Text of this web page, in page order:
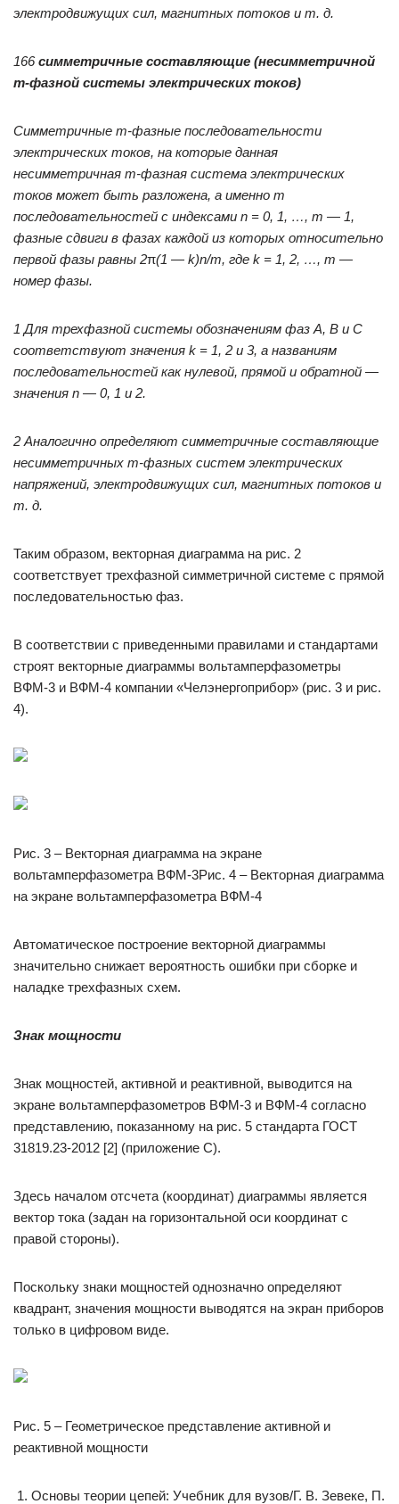
электродвижущих сил, магнитных потоков и т. д.
166симметричные составляющие (несимметричной
m-фазной системы электрических токов)
Симметричные m-фазные последовательности
электрических токов, на которые данная
несимметричная m-фазная система электрических
токов может быть разложена, а именно m
последовательностей с индексами n = 0, 1, …, m — 1,
фазные сдвиги в фазах каждой из которых относительно
первой фазы равны 2π(1 — k)n/m, где k = 1, 2, …, m —
номер фазы.
1 Для трехфазной системы обозначениям фаз А, В и С
соответствуют значения k = 1, 2 и 3, а названиям
последовательностей как нулевой, прямой и обратной —
значения n — 0, 1 и 2.
2 Аналогично определяют симметричные составляющие
несимметричных m-фазных систем электрических
напряжений, электродвижущих сил, магнитных потоков и
т. д.
Таким образом, векторная диаграмма на рис. 2
соответствует трехфазной симметричной системе с прямой
последовательностью фаз.
В соответствии с приведенными правилами и стандартами
строят векторные диаграммы вольтамперфазометры
ВФМ-3 и ВФМ-4 компании «Челэнергоприбор» (рис. 3 и рис.
4).
Рис. 3 – Векторная диаграмма на экране
вольтамперфазометра ВФМ-3Рис. 4 – Векторная диаграмма
на экране вольтамперфазометра ВФМ-4
Автоматическое построение векторной диаграммы
значительно снижает вероятность ошибки при сборке и
наладке трехфазных схем.
Знак мощности
Знак мощностей, активной и реактивной, выводится на
экране вольтамперфазометров ВФМ-3 и ВФМ-4 согласно
представлению, показанному на рис. 5 стандарта ГОСТ
31819.23-2012 [2] (приложение С).
Здесь началом отсчета (координат) диаграммы является
вектор тока (задан на горизонтальной оси координат с
правой стороны).
Поскольку знаки мощностей однозначно определяют
квадрант, значения мощности выводятся на экран приборов
только в цифровом виде.
Рис. 5 – Геометрическое представление активной и
реактивной мощности
Основы теории цепей: Учебник для вузов/Г. В. Зевеке, П.